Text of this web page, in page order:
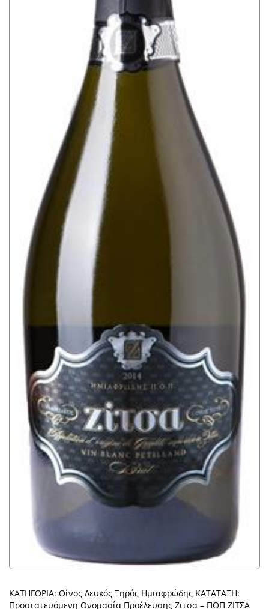
ΚΑΤΗΓΟΡΙΑ: Οίνος Λευκός Ξηρός Ημιαφρώδης ΚΑΤΑΤΑΞΗ:
Προστατευόμενη Ονομασία Προέλευσης Ζιτσα – ΠΟΠ ΖΙΤΣΑ